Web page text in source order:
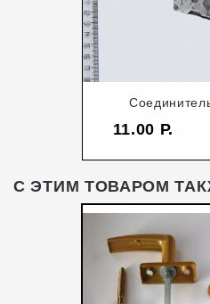
11.00
С ЭТИМ ТОВАРОМ